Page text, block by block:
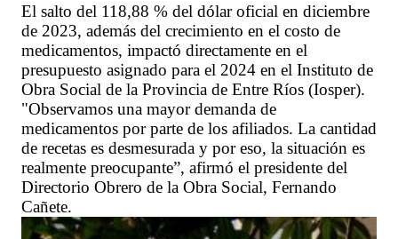
El salto del 118,88 % del dólar oficial en diciembre
de 2023, además del crecimiento en el costo de
medicamentos, impactó directamente en el
presupuesto asignado para el 2024 en el Instituto de
Obra Social de la Provincia de Entre Ríos (Iosper).
"Observamos una mayor demanda de
medicamentos por parte de los afiliados. La cantidad
de recetas es desmesurada y por eso, la situación es
realmente preocupante”, afirmó el presidente del
Directorio Obrero de la Obra Social, Fernando
Cañete.